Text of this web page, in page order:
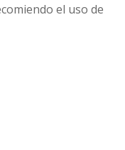
el uso de